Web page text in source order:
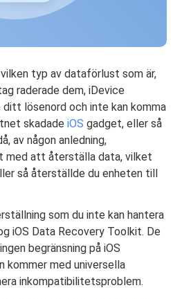
typ av dataförlust som är,
raderade dem, iDevice
ditt lösenord och inte kan komma
skadadeiOS gadget, eller så
av någon anledning,
med att återställa data, vilket
så återställde du enheten till
som du inte kan hantera
iOS Data Recovery Toolkit. De
begränsning på iOS
med universella
inkompatibilitetsproblem.